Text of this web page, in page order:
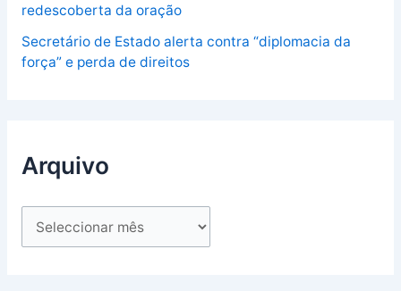
redescoberta da oração
Secretário de Estado alerta contra “diplomacia da
força” e perda de direitos
Arquivo